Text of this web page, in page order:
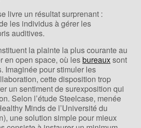
livre un résultat surprenant :
les individus à gérer les
auditives.
la plainte la plus courante au
en open space, où lesbureauxsont
Imaginée pour stimuler les
cette disposition trop
un sentiment de surexposition qui
Selon l’étude Steelcase, menée
Minds de l’Université du
une solution simple pour mieux